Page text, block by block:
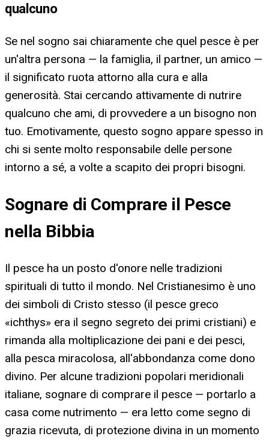
qualcuno
Se nel sogno sai chiaramente che quel pesce è per
un'altra persona — la famiglia, il partner, un amico —
il significato ruota attorno alla cura e alla
generosità. Stai cercando attivamente di nutrire
qualcuno che ami, di provvedere a un bisogno non
tuo. Emotivamente, questo sogno appare spesso in
chi si sente molto responsabile delle persone
intorno a sé, a volte a scapito dei propri bisogni.
Sognare di Comprare il Pesce
nella Bibbia
Il pesce ha un posto d'onore nelle tradizioni
spirituali di tutto il mondo. Nel Cristianesimo è uno
dei simboli di Cristo stesso (il pesce greco
«ichthys» era il segno segreto dei primi cristiani) e
rimanda alla moltiplicazione dei pani e dei pesci,
alla pesca miracolosa, all'abbondanza come dono
divino. Per alcune tradizioni popolari meridionali
italiane, sognare di comprare il pesce — portarlo a
casa come nutrimento — era letto come segno di
grazia ricevuta, di protezione divina in un momento